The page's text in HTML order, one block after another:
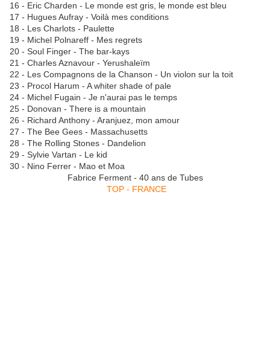
16 - Eric Charden - Le monde est gris, le monde est bleu
17 - Hugues Aufray - Voilà mes conditions
18 - Les Charlots - Paulette
19 - Michel Polnareff - Mes regrets
20 - Soul Finger - The bar-kays
21 - Charles Aznavour - Yerushaleïm
22 - Les Compagnons de la Chanson - Un violon sur la toit
23 - Procol Harum - A whiter shade of pale
24 - Michel Fugain - Je n'aurai pas le temps
25 - Donovan - There is a mountain
26 - Richard Anthony - Aranjuez, mon amour
27 - The Bee Gees - Massachusetts
28 - The Rolling Stones - Dandelion
29 - Sylvie Vartan - Le kid
30 - Nino Ferrer - Mao et Moa
Fabrice Ferment - 40 ans de Tubes
TOP - FRANCE